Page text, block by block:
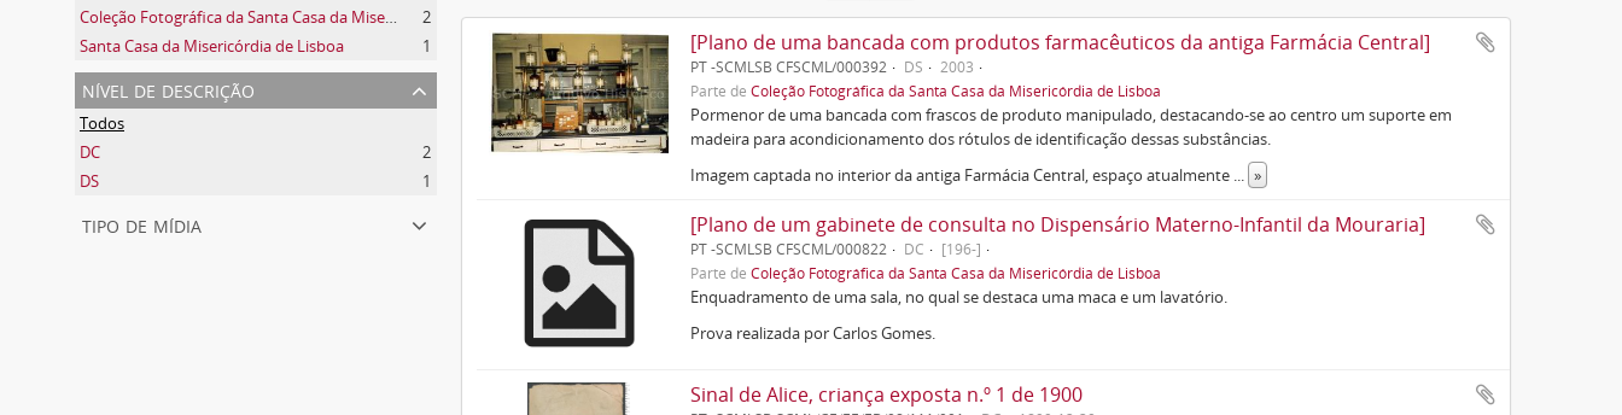
Coleção Fotográfica da Santa Casa da Misericórdia de Lisboa
2
Santa Casa da Misericórdia de Lisboa
1
nível de descrição
Todos
DC
2
DS
1
tipo de mídia
[Plano de uma bancada com produtos farmacêuticos da antiga Farmácia Central]
PT -SCMLSB CFSCML/000392 DS
2003
Parte deColeção Fotográfica da Santa Casa da Misericórdia de Lisboa
Pormenor de uma bancada com frascos de produto manipulado, destacando-se ao centro um suporte em
madeira para acondicionamento dos rótulos de identificação dessas substâncias.
Imagem captada no interior da antiga Farmácia Central, espaço atualmente ... »
[Plano de um gabinete de consulta no Dispensário Materno-Infantil da Mouraria]
PT -SCMLSB CFSCML/000822 DC
[196-]
Parte deColeção Fotográfica da Santa Casa da Misericórdia de Lisboa
Enquadramento de uma sala, no qual se destaca uma maca e um lavatório.
Prova realizada por Carlos Gomes.
Sinal de Alice, criança exposta n.º 1 de 1900